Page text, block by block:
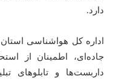
دارد.
اداره کل هواشناسی
جاده‌ای، اطمینان از
داربست‌ها و تابلوهای